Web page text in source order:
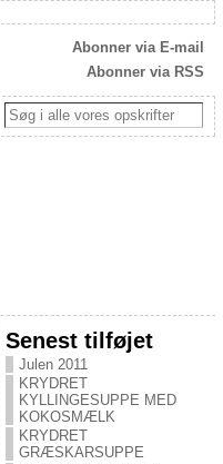
Abonner via E-mail
Abonner via RSS
Senest tilføjet
Julen 2011
KRYDRET
KYLLINGESUPPE MED
KOKOSMÆLK
KRYDRET
GRÆSKARSUPPE